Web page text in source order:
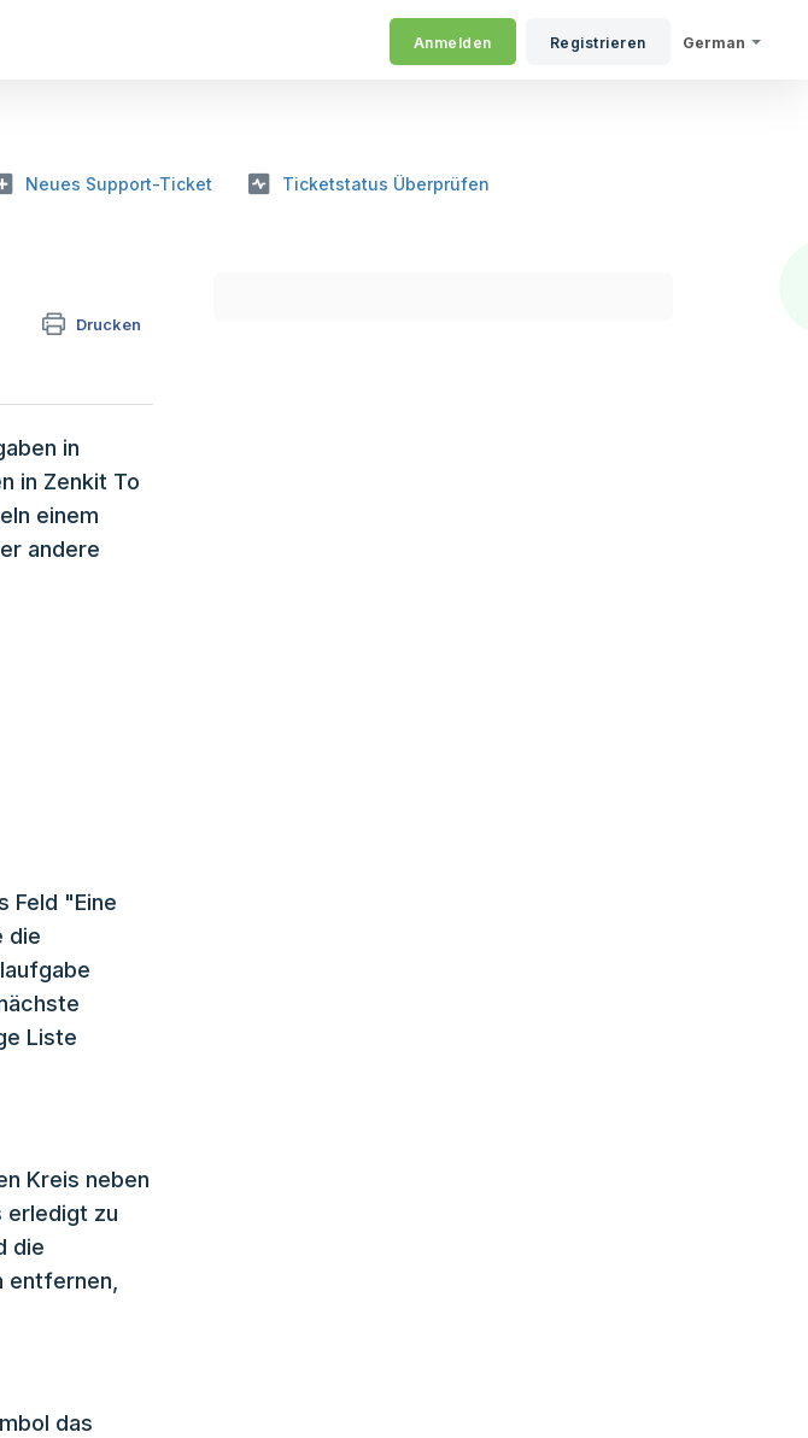
German
Anmelden Registrieren
Neues Support-Ticket Ticketstatus Überprüfen
Drucken
in
in Zenkit To
einem
andere
Feld "Eine
die
Liste
Kreis neben
erledigt zu
die
entfernen,
das